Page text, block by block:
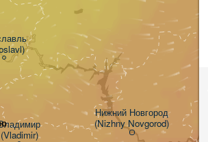
Нижний Новгород
(Nizhny Novgorod)
(Vladimir)